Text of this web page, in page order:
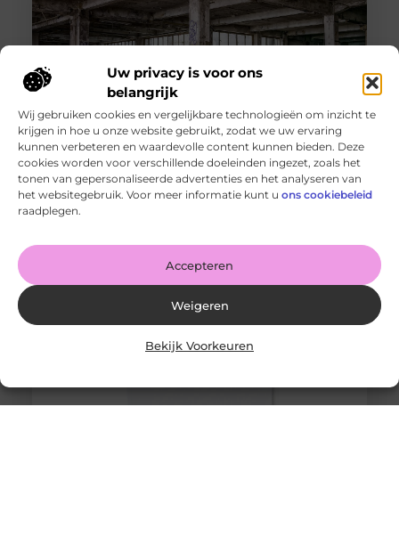
Uw privacy is voor ons
belangrijk
Wij gebruiken cookies en vergelijkbare technologieën om inzicht te
krijgen in hoe u onze website gebruikt, zodat we uw ervaring
kunnen verbeteren en waardevolle content kunnen bieden. Deze
cookies worden voor verschillende doeleinden ingezet, zoals het
tonen van gepersonaliseerde advertenties en het analyseren van
het websitegebruik. Voor meer informatie kunt u ons cookiebeleid
raadplegen.
Accepteren
Weigeren
Bekijk Voorkeuren
Snelle gids voor het kiezen van de perfecte tegel voor
jouw ruimte
Goed artikel? Deel hem dan op: Share on X (Twitter)
Share on Facebook Share on Pinterest Share on